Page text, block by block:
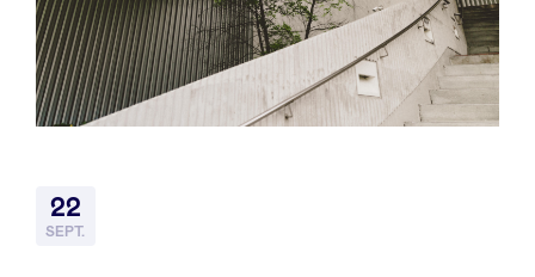
Portfolio
Agenda
22
SEPT.